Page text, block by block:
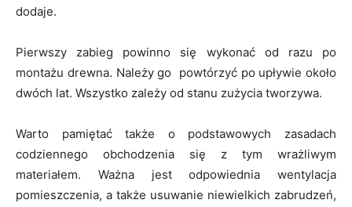
dodaje.
Pierwszy zabieg powinno się wykonać od razu po
montażu drewna. Należy go powtórzyć po upływie około
dwóch lat. Wszystko zależy od stanu zużycia tworzywa.
Warto pamiętać także o podstawowych zasadach
codziennego obchodzenia się z tym wrażliwym
materiałem. Ważna jest odpowiednia wentylacja
pomieszczenia, a także usuwanie niewielkich zabrudzeń,